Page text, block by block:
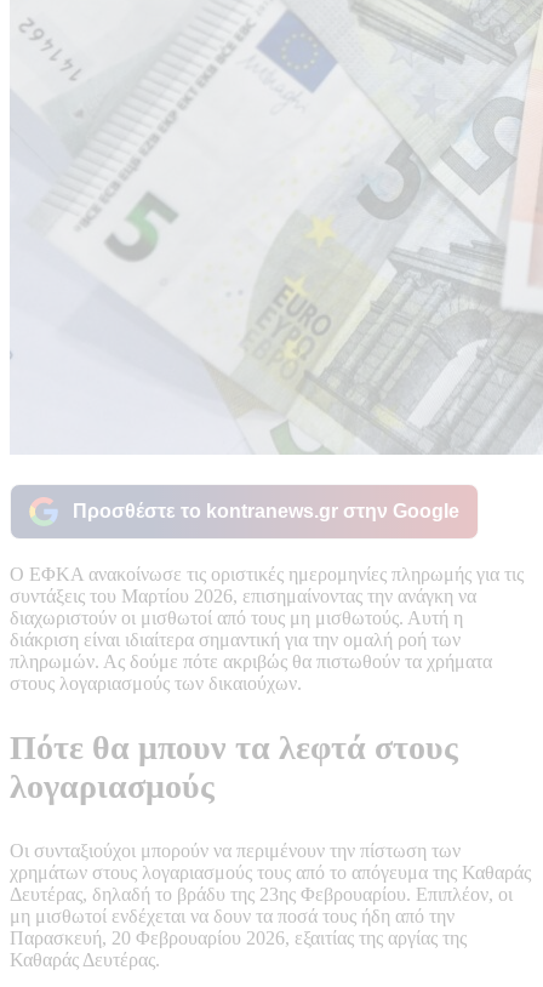
Προσθέστε το kontranews.gr στην Google
Ο ΕΦΚΑ ανακοίνωσε τις οριστικές ημερομηνίες πληρωμής για τις
συντάξεις του Μαρτίου 2026, επισημαίνοντας την ανάγκη να
διαχωριστούν οι μισθωτοί από τους μη μισθωτούς. Αυτή η
διάκριση είναι ιδιαίτερα σημαντική για την ομαλή ροή των
πληρωμών. Ας δούμε πότε ακριβώς θα πιστωθούν τα χρήματα
στους λογαριασμούς των δικαιούχων.
Πότε θα μπουν τα λεφτά στους
λογαριασμούς
Οι συνταξιούχοι μπορούν να περιμένουν την πίστωση των
χρημάτων στους λογαριασμούς τους από το απόγευμα της Καθαράς
Δευτέρας, δηλαδή το βράδυ της 23ης Φεβρουαρίου. Επιπλέον, οι
μη μισθωτοί ενδέχεται να δουν τα ποσά τους ήδη από την
Παρασκευή, 20 Φεβρουαρίου 2026, εξαιτίας της αργίας της
Καθαράς Δευτέρας.